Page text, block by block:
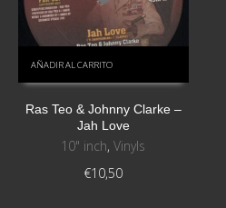
AÑADIR AL CARRITO
Ras Teo & Johnny Clarke –
Jah Love
10" inch,Vinyls
€10,50